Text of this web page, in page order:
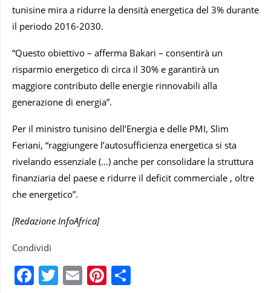
tunisine mira a ridurre la densità energetica del 3% durante
il periodo 2016-2030.
“Questo obiettivo – afferma Bakari – consentirà un
risparmio energetico di circa il 30% e garantirà un
maggiore contributo delle energie rinnovabili alla
generazione di energia”.
Per il ministro tunisino dell’Energia e delle PMI, Slim
Feriani, “raggiungere l’autosufficienza energetica si sta
rivelando essenziale (…) anche per consolidare la struttura
finanziaria del paese e ridurre il deficit commerciale , oltre
che energetico”.
[Redazione InfoAfrica]
Condividi
Facebook
Twitter
EmailPinterest